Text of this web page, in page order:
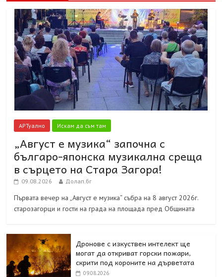
АРТуално Искам да съм там
„Август е музика“ започна с
българо-японска музикална среща
в сърцето на Стара Загора!
09.08.2026 Долап.бг
Първата вечер на „Август е музика“ събра на 8 август 2026г.
старозагорци и гости на града на площада пред Общината
Дронове с изкуствен интелект ще
могат да откриват горски пожари,
скрити под короните на дърветата
09.08.2026